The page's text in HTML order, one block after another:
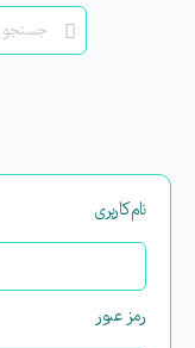
نام‌کاربری
رمز عبور